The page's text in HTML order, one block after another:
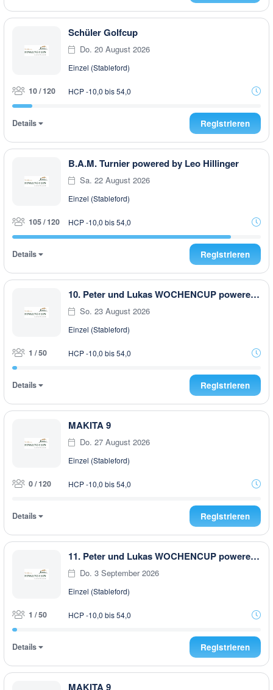
Schüler Golfcup
Do. 20 August 2026
Einzel (Stableford)
10 / 120 HCP -10,0 bis 54,0
Details Registrieren
B.A.M. Turnier powered by Leo Hillinger
Sa. 22 August 2026
Einzel (Stableford)
105 / 120 HCP -10,0 bis 54,0
Details Registrieren
10. Peter und Lukas WOCHENCUP powered by RUBNER & Golfhouse
So. 23 August 2026
Einzel (Stableford)
1 / 50 HCP -10,0 bis 54,0
Details Registrieren
MAKITA 9
Do. 27 August 2026
Einzel (Stableford)
0 / 120 HCP -10,0 bis 54,0
Details Registrieren
11. Peter und Lukas WOCHENCUP powered by RUBNER & Golfhouse
Do. 3 September 2026
Einzel (Stableford)
1 / 50 HCP -10,0 bis 54,0
Details Registrieren
MAKITA 9